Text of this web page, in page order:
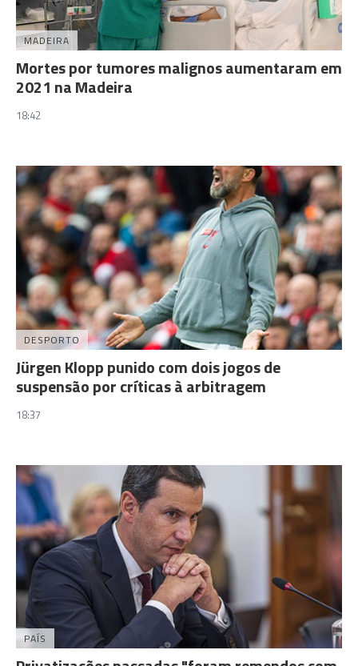
MADEIRA
Mortes por tumores malignos aumentaram em
2021 na Madeira
18:42
DESPORTO
Jürgen Klopp punido com dois jogos de
suspensão por críticas à arbitragem
18:37
PAÍS